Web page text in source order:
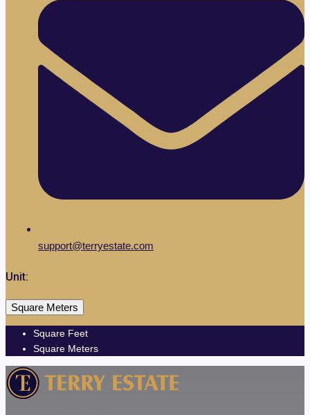
support@terryestate.com
Thai
Unit:
Square Meters
Square Feet
Square Meters